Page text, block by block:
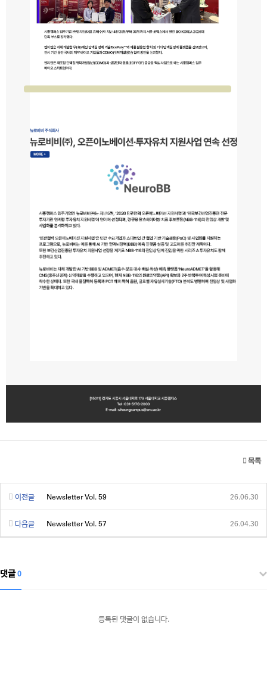
목록
이전글 Newsletter Vol. 59 26.06.30
다음글 Newsletter Vol. 57 26.04.30
댓글0
등록된 댓글이 없습니다.